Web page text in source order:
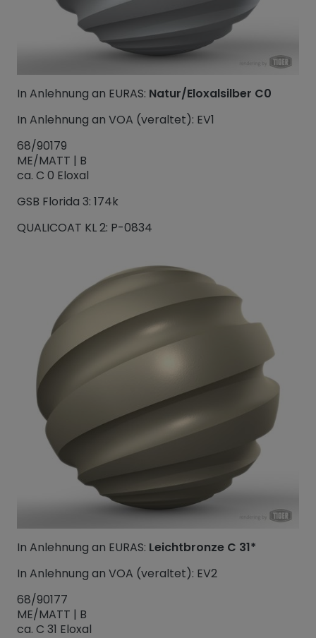
In Anlehnung an EURAS: Natur/Eloxalsilber C0
In Anlehnung an VOA (veraltet): EV1
68/90179
ME/MATT | B
ca. C 0 Eloxal
GSB Florida 3: 174k
QUALICOAT KL 2: P-0834
In Anlehnung an EURAS: Leichtbronze C 31*
In Anlehnung an VOA (veraltet): EV2
68/90177
ME/MATT | B
ca. C 31 Eloxal